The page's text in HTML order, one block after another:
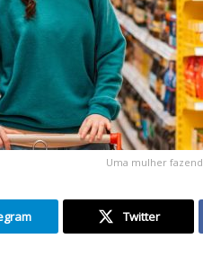
Uma mulher
Twitter